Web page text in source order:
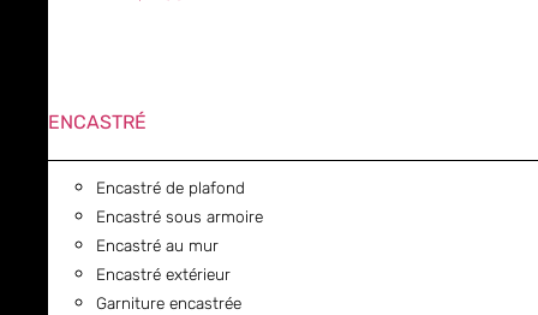
ENCASTRÉ
Encastré de plafond
Encastré sous armoire
Encastré au mur
Encastré extérieur
Garniture encastrée